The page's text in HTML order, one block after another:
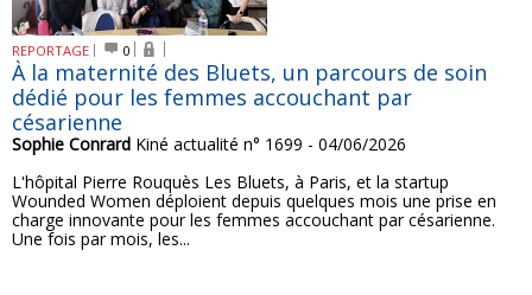
REPORTAGE 0
À la maternité des Bluets, un parcours de soin
dédié pour les femmes accouchant par
césarienne
Sophie Conrard Kiné actualité n° 1699 - 04/06/2026
L'hôpital Pierre Rouquès Les Bluets, à Paris, et la startup
Wounded Women déploient depuis quelques mois une prise en
charge innovante pour les femmes accouchant par césarienne.
Une fois par mois, les...